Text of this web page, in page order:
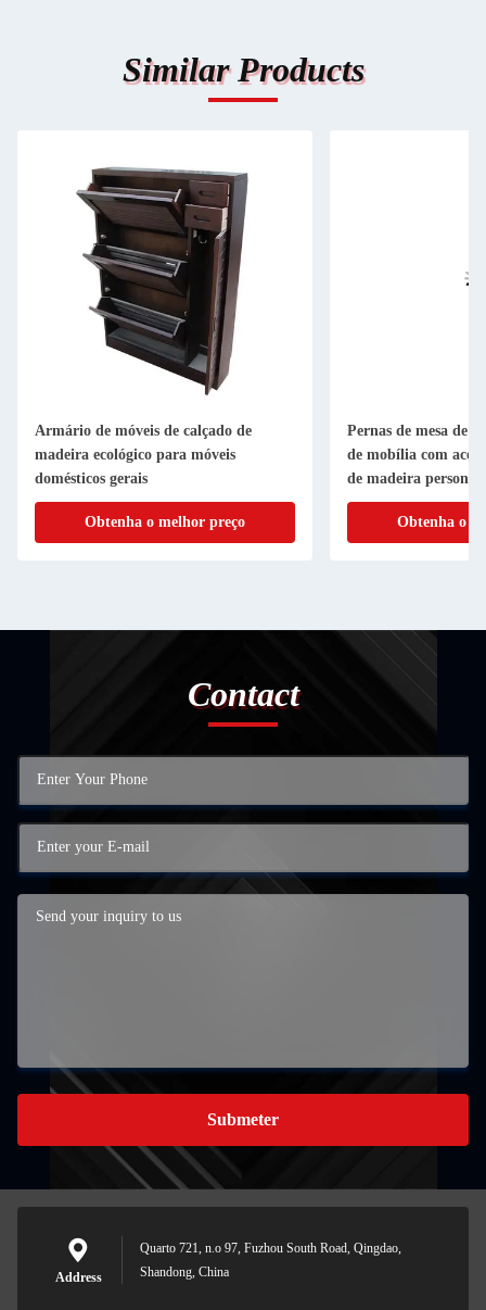
Similar Products
Armário de móveis de calçado de
madeira ecológico para móveis
domésticos gerais
Obtenha o melhor preço
Pernas de mesa de
de mobília com
de madeira
Obtenha o
Contact
Submeter
Address
Quarto 721, n.o 97, Fuzhou South Road, Qingdao,
Shandong, China